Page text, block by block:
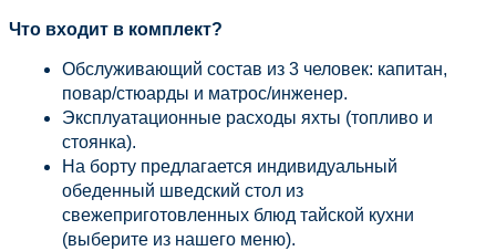
Что входит в комплект?
Обслуживающий состав из 3 человек: капитан,
повар/стюарды и матрос/инженер.
Эксплуатационные расходы яхты (топливо и
стоянка).
На борту предлагается индивидуальный
обеденный шведский стол из
свежеприготовленных блюд тайской кухни
(выберите из нашего меню).